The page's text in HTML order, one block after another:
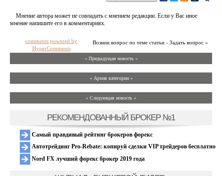
Мнение автора может не совпадать с мнением редакции. Если у Вас иное
мнение напишите его в комментариях.
Возник вопрос по теме статьи - Задать вопрос »
comments powered by
HyperComments
« Предыдущая новость «
» Архив категории «
» Следующая новость »
РЕКОМЕНДОВАННЫЙ БРОКЕР №1
Самый правдивый рейтинг брокеров форекс
Автотрейдинг Pro-Rebate: копируй сделки VIP трейдеров бесплатно
Nord FX лучший форекс брокер 2019 года